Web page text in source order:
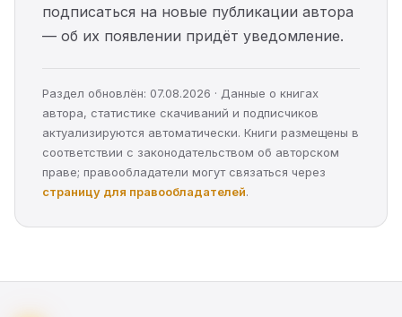
подписаться на новые публикации автора
— об их появлении придёт уведомление.
Раздел обновлён: 07.08.2026 · Данные о книгах
автора, статистике скачиваний и подписчиков
актуализируются автоматически. Книги размещены в
соответствии с законодательством об авторском
праве; правообладатели могут связаться через
страницу для правообладателей.